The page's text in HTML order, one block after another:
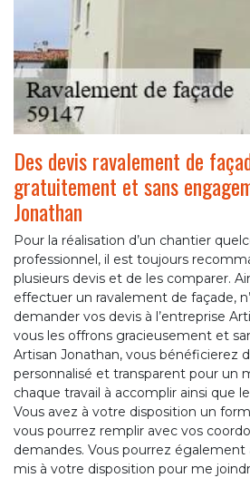
Des devis ravalement de
gratuitement et sans
Jonathan
Pour la réalisation d’un chantier
professionnel, il est toujours
plusieurs devis et de les comparer.
effectuer un ravalement de façade,
demander vos devis à l’entreprise
vous les offrons gracieusement et
Artisan Jonathan, vous bénéficierez
personnalisé et transparent pour un
chaque travail à accomplir ainsi que
Vous avez à votre disposition un
vous pourrez remplir avec vos
demandes. Vous pourrez
mis à votre disposition pour me